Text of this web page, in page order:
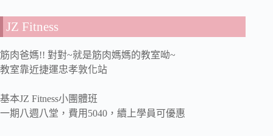
JZ Fitness
筋肉爸媽!! 對對~就是筋肉媽媽的教室呦~
教室靠近捷運忠孝敦化站
基本JZ Fitness小團體班
一期八週八堂，費用5040，續上學員可優惠